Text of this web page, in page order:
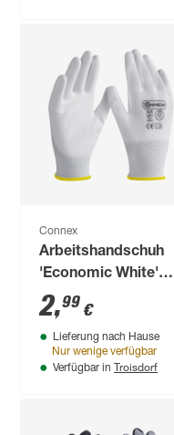
Connex
Arbeitshandschuh
'Economic White'
weiß Größe 10/XL
2,99 €
Lieferung nach Hause
Nur wenige verfügbar
Verfügbar in Troisdorf